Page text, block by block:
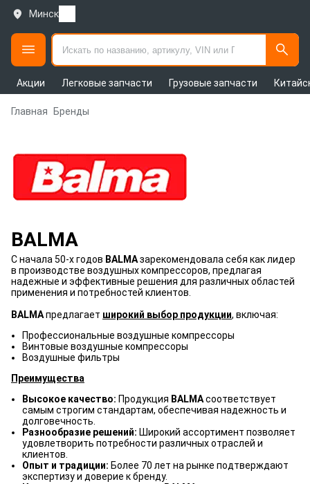
Минск
Акции Легковые запчасти Грузовые запчасти
Главная Бренды
BALMA
С начала 50-х годов BALMAзарекомендовала себя как лидер
в производстве воздушных компрессоров, предлагая
надежные и эффективные решения для различных областей
применения и потребностей клиентов.
BALMAпредлагает широкий выбор продукции, включая:
Профессиональные воздушные компрессоры
Винтовые воздушные компрессоры
Воздушные фильтры
Преимущества
Высокое качество: Продукция BALMAсоответствует
самым строгим стандартам, обеспечивая надежность и
долговечность.
Разнообразие решений: Широкий ассортимент позволяет
удовлетворить потребности различных отраслей и
клиентов.
Опыт и традиции: Более 70 лет на рынке подтверждают
экспертизу и доверие к бренду.